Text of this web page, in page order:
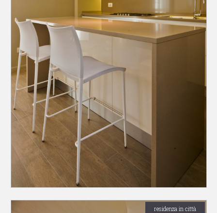
residenza in città